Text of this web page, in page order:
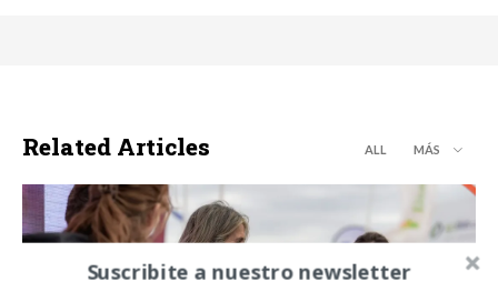
Related Articles ALL MÁS
Suscribite a nuestro newsletter